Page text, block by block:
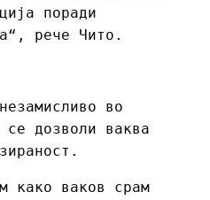
поради
рече Чито.
во
се дозволи ваква
како ваков срам